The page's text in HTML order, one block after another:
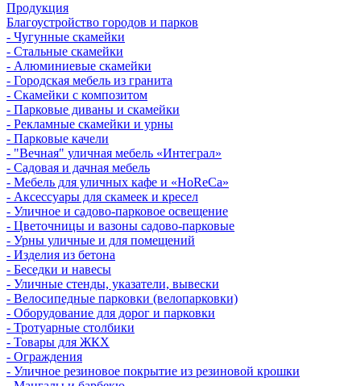
Продукция
Благоустройство городов и парков
- Чугунные скамейки
- Стальные скамейки
- Алюминиевые скамейки
- Городская мебель из гранита
- Скамейки с композитом
- Парковые диваны и скамейки
- Рекламные скамейки и урны
- Парковые качели
- "Вечная" уличная мебель «Интеграл»
- Садовая и дачная мебель
- Мебель для уличных кафе и «HoReCa»
- Аксессуары для скамеек и кресел
- Уличное и садово-парковое освещение
- Цветочницы и вазоны садово-парковые
- Урны уличные и для помещений
- Изделия из бетона
- Беседки и навесы
- Уличные стенды, указатели, вывески
- Велосипедные парковки (велопарковки)
- Оборудование для дорог и парковки
- Тротуарные столбики
- Товары для ЖКХ
- Ограждения
- Уличное резиновое покрытие из резиновой крошки